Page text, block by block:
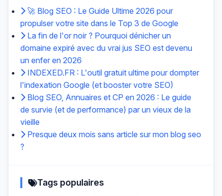
🚀 Blog SEO : Le Guide Ultime 2026 pour
propulser votre site dans le Top 3 de Google
La fin de l'or noir ? Pourquoi dénicher un
domaine expiré avec du vrai jus SEO est devenu
un enfer en 2026
INDEXED.FR : L'outil gratuit ultime pour dompter
l'indexation Google (et booster votre SEO)
Blog SEO, Annuaires et CP en 2026 : Le guide
de survie (et de performance) par un vieux de la
vieille
Presque deux mois sans article sur mon blog seo
?
Tags populaires